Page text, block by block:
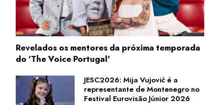
Revelados os mentores da próxima temporada
do 'The Voice Portugal'
JESC2026: Mija Vujović é a
representante de Montenegro no
Festival Eurovisão Júnior 2026